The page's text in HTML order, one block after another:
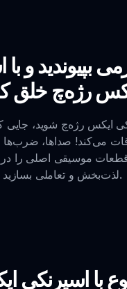
بپیوندید و
ایکس رژه‌چ شوید، جایی
می‌کند! صداها،
قطعات موسیقی اصلی را در
لذت‌بخش و تعاملی بسازید.
با اسپرنکی